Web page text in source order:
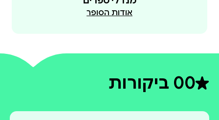
אודות הסופר
0דירוג ממוצע 0 מתוך 5
0 ביקורות